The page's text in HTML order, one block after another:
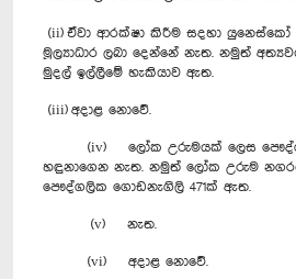
(ii) ඒවා ආරක්ෂා කිරීම සදහා යුනෙස්කෝ
මූල්‍යාධාර ලබා දෙන්නේ නැත. නමුත්
මුදල් ඉල්ලීමේ හැකියාව ඇත.
(iii) අදාළ නොවේ.
(iv) ලෝක උරුමයක් ලෙස
හඳුනාගෙන නැත. නමුත් ලෝක උරුම
පෞද්ගලික ගොඩනැගිලි 471ක් ඇත.
(v) නැත.
(vi) අදාළ නොවේ.